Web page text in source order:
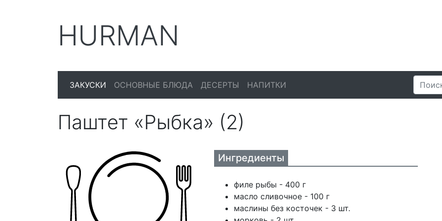
HURMAN
ЗАКУСКИ ОСНОВНЫЕ БЛЮДА ДЕСЕРТЫ НАПИТКИ
Паштет «Рыбка» (2)
Ингредиенты
филе рыбы - 400 г
масло сливочное - 100 г
маслины без косточек - 3 шт.